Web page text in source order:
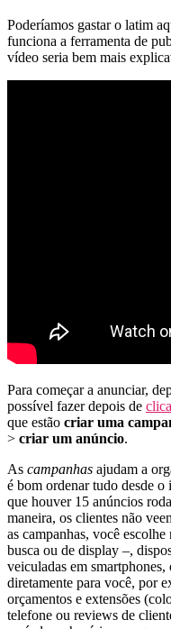
Poderíamos gastar o latim
funciona a ferramenta de
vídeo seria bem mais
Para começar a anunciar,
possível fazer depois de
que estão criar uma
> criar um anúncio.
As campanhas ajudam a
é bom ordenar tudo desde o
que houver 15 anúncios
maneira, os clientes não
as campanhas, você
busca ou de display –,
veiculadas em
diretamente para você, por
orçamentos e extensões
telefone ou reviews de